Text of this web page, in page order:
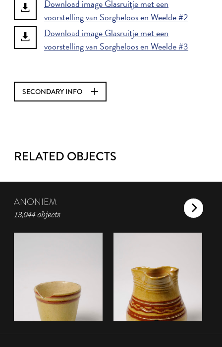
Download image Glasruitje met een
voorstelling van Sorgheloos en Weelde #2
Download image Glasruitje met een
voorstelling van Sorgheloos en Weelde #3
SECONDARY INFO
RELATED OBJECTS
ANONIEM
13,044 objects